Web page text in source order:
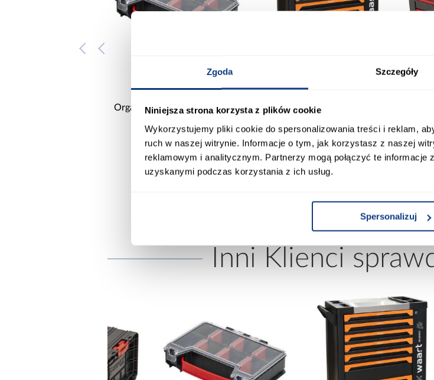
Zgoda Szczegóły
Niniejsza strona korzysta z plików cookie
Wykorzystujemy pliki cookie do spersonalizowania treści i reklam,
ruch w naszej witrynie. Informacje o tym, jak korzystasz z naszej
reklamowym i analitycznym. Partnerzy mogą połączyć te informacje
uzyskanymi podczas korzystania z ich usług.
Spersonalizuj
zł zł
GŁĘBOKOŚĆ [CM]
MATERIAŁ
Organizer Narzędziowy Qbrick
System Pro Multi
21,99 zł
Waart Szafka Narzędziowa
999,99 zł
Inni Klienci